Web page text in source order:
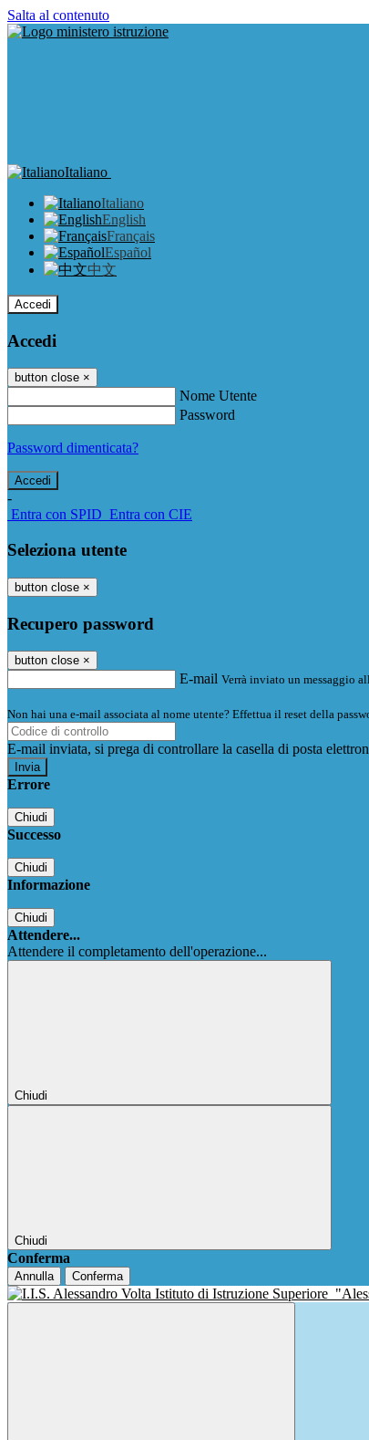
Salta al contenuto
Italiano
Italiano
English
Français
Español
中文
Accedi
Accedi
button close ×
Nome Utente
Password
Password dimenticata?
-
Entra con SPID Entra con CIE
Seleziona utente
button close ×
Recupero password
button close ×
E-mail Verrà inviato un messaggio
Non hai una e-mail associata al nome utente? Effettua il reset della
E-mail inviata, si prega di controllare la casella di posta
Errore
Chiudi
Successo
Chiudi
Informazione
Chiudi
Attendere...
Attendere il completamento dell'operazione...
Chiudi
Chiudi
Conferma
Annulla Conferma
Istituto di Istruzione Superiore